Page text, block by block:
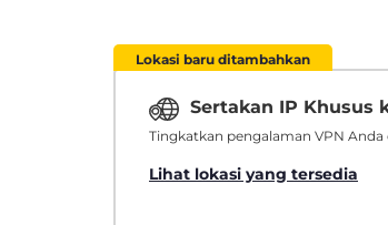
Lokasi baru ditambahkan
Sertakan IP Khusus
Tingkatkan pengalaman VPN
Lihat lokasi yang tersedia